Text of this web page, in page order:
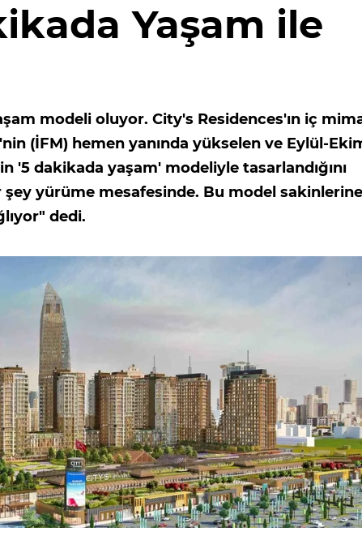
Yaşam ile
modeli oluyor. City's Residences'ın iç
(İFM) hemen yanında yükselen ve Eylül-
'5 dakikada yaşam' modeliyle tasarlandığını
şey yürüme mesafesinde. Bu model sakinlerine
dedi.